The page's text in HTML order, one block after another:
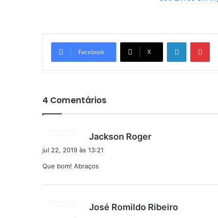
Facebook X
Linkedin
4 Comentários
Jackson Roger
jul 22, 2019 às 13:21
Que bom! Abraços
José Romildo Ribeiro